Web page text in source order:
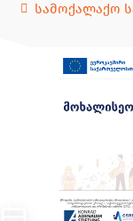
სამოქალაქო